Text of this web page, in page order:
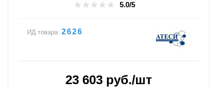
5.0/5
ИД товара: 2626
23 603руб./шт